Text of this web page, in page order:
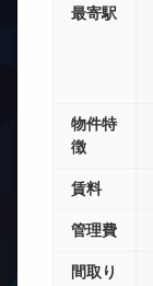
最寄駅
物件特
徴
賃料
管理費
間取り